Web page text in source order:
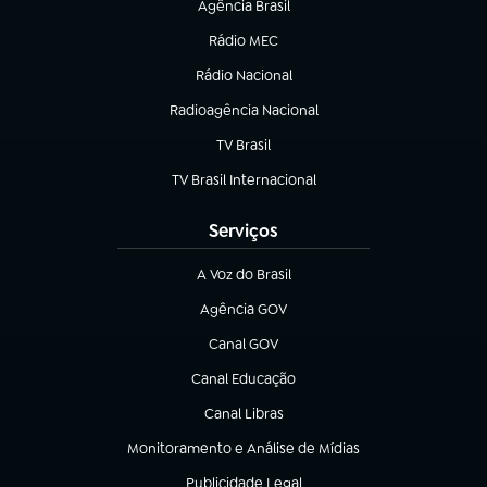
Agência Brasil
(abre em nova aba)
Rádio MEC
(abre em nova aba)
Rádio Nacional
Radioagência Nacional
(abre em nova aba)
TV Brasil
(abre em nova aba)
TV Brasil Internacional
(abre em nova aba)
Serviços
A Voz do Brasil
(abre em nova aba)
Agência GOV
(abre em nova aba)
Canal GOV
(abre em nova aba)
Canal Educação
(abre em nova aba)
Canal Libras
(abre em nova aba)
Monitoramento e Análise de Mídias
(abre em nova aba)